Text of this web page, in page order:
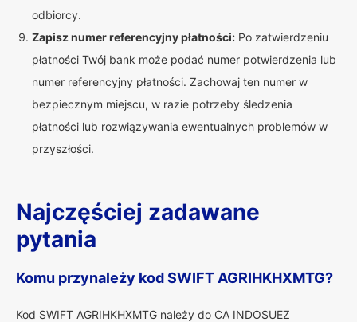
odbiorcy.
Zapisz numer referencyjny płatności: Po zatwierdzeniu
płatności Twój bank może podać numer potwierdzenia lub
numer referencyjny płatności. Zachowaj ten numer w
bezpiecznym miejscu, w razie potrzeby śledzenia
płatności lub rozwiązywania ewentualnych problemów w
przyszłości.
Najczęściej zadawane
pytania
Komu przynależy kod SWIFT AGRIHKHXMTG?
Kod SWIFT AGRIHKHXMTG należy do CA INDOSUEZ